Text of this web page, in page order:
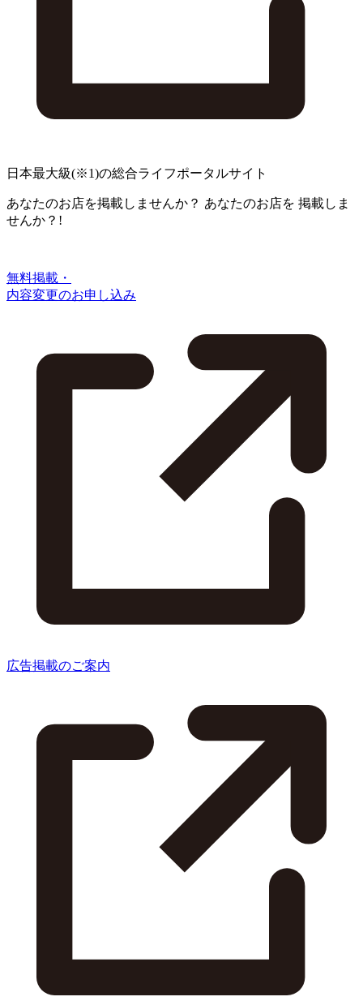
日本最大級(※1)の総合ライフポータルサイト
あなたのお店を掲載しませんか？ あなたのお店を 掲載しま
せんか？!
無料掲載・
内容変更のお申し込み
広告掲載のご案内